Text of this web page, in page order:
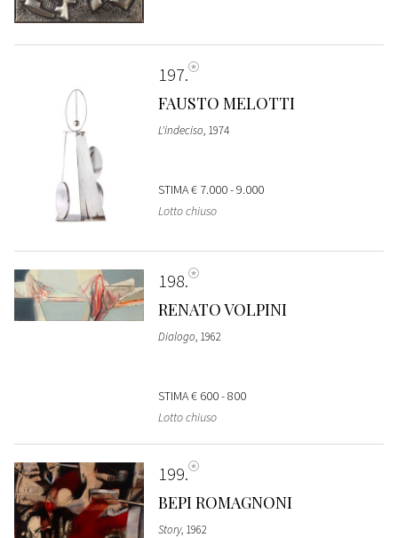
197
FAUSTO MELOTTI
L'indeciso, 1974
STIMA€ 7.000 - 9.000
Lotto chiuso
198
RENATO VOLPINI
Dialogo, 1962
STIMA€ 600 - 800
Lotto chiuso
199
BEPI ROMAGNONI
Story, 1962